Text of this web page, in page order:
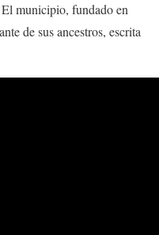
municipio, fundado en
de sus ancestros, escrita